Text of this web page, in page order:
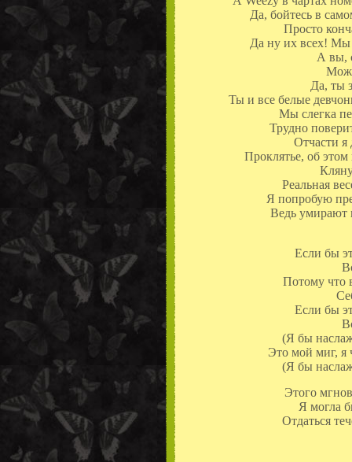
Да, бойтесь в
Просто
Да ну их всех! Мы
А вы,
Да, ты
Ты и все белые
Мы слегка
Трудно
Отчасти я
Проклятье, об
Реальная
Я попробую
Ведь
Если бы
Потому что
Если бы
(Я бы
Это мой миг, я
(Я бы
Этого
Я могла
Отдаться